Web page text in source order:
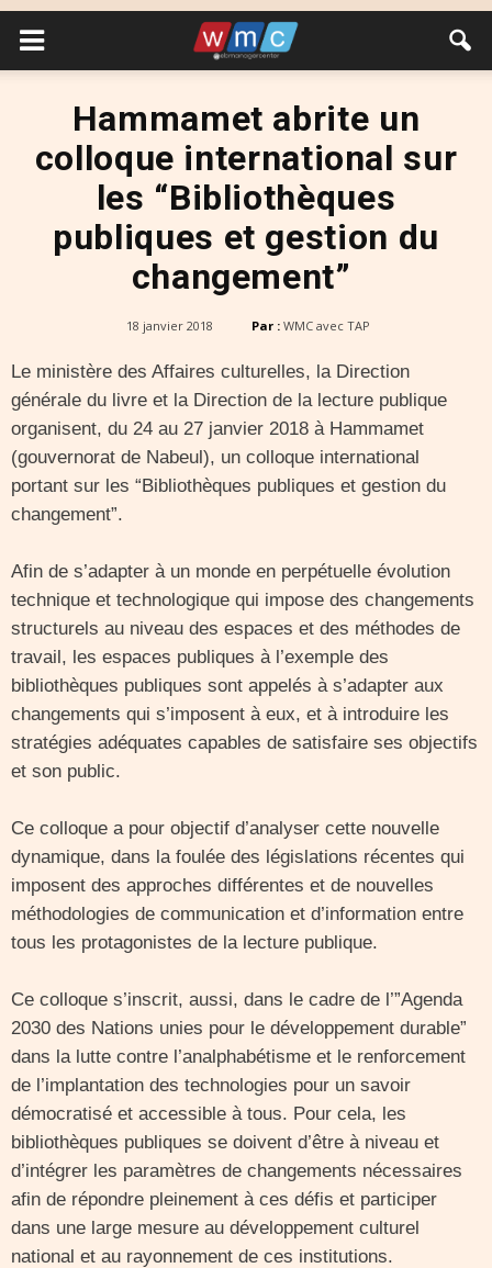
Hammamet abrite un
colloque international sur
les “Bibliothèques
publiques et gestion du
changement”
18 janvier 2018 Par : WMC avec TAP
Le ministère des Affaires culturelles, la Direction
générale du livre et la Direction de la lecture publique
organisent, du 24 au 27 janvier 2018 à Hammamet
(gouvernorat de Nabeul), un colloque international
portant sur les “Bibliothèques publiques et gestion du
changement”.
Afin de s’adapter à un monde en perpétuelle évolution
technique et technologique qui impose des changements
structurels au niveau des espaces et des méthodes de
travail, les espaces publiques à l’exemple des
bibliothèques publiques sont appelés à s’adapter aux
changements qui s’imposent à eux, et à introduire les
stratégies adéquates capables de satisfaire ses objectifs
et son public.
Ce colloque a pour objectif d’analyser cette nouvelle
dynamique, dans la foulée des législations récentes qui
imposent des approches différentes et de nouvelles
méthodologies de communication et d’information entre
tous les protagonistes de la lecture publique.
Ce colloque s’inscrit, aussi, dans le cadre de l’”Agenda
2030 des Nations unies pour le développement durable”
dans la lutte contre l’analphabétisme et le renforcement
de l’implantation des technologies pour un savoir
démocratisé et accessible à tous. Pour cela, les
bibliothèques publiques se doivent d’être à niveau et
d’intégrer les paramètres de changements nécessaires
afin de répondre pleinement à ces défis et participer
dans une large mesure au développement culturel
national et au rayonnement de ces institutions.